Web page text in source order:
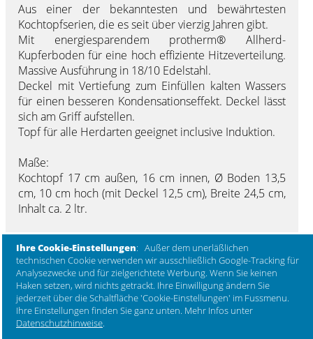
Ihre Cookie-Einstellungen: Außer dem unerläßlichen
technischen Cookie verwenden wir ausschließlich Google-Tracking für
Analysezwecke und für zielgerichtete Werbung. Wenn Sie keinen
Haken setzen, wird nichts getrackt. Ihre Einwilligung ändern Sie
jederzeit über die Schaltfläche 'Cookie-Einstellungen' im Fussmenu.
Ihre Einstellungen finden Sie ganz unten. Mehr Infos unter
Datenschutzhinweise.
Mehr Marken ...
Aus einer der bekanntesten und bewährtesten
Kochtopfserien, die es seit über vierzig Jahren gibt.
Mit energiesparendem protherm® Allherd-
Kupferboden für eine hoch effiziente Hitzeverteilung.
Massive Ausführung in 18/10 Edelstahl.
Deckel mit Vertiefung zum Einfüllen kalten Wassers
für einen besseren Kondensationseffekt. Deckel lässt
sich am Griff aufstellen.
Topf für alle Herdarten geeignet inclusive Induktion.
Maße:
Kochtopf 17 cm außen, 16 cm innen, Ø Boden 13,5
cm, 10 cm hoch (mit Deckel 12,5 cm), Breite 24,5 cm,
Inhalt ca. 2 ltr.
Pflegehinweis: spülmaschinengeeignet. Salzzugabe
nur in kochendes Wasser.
FAQ Antworten auf häufige Fragen